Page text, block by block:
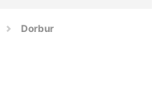
Dorbur